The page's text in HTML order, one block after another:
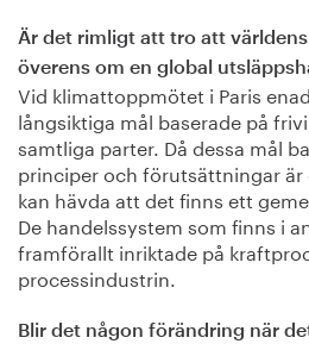
Är det rimligt att tro att
överens om en global
Vid klimattoppmötet i Paris
långsiktiga mål baserade på
samtliga parter. Då dessa mål
principer och förutsättningar
kan hävda att det finns ett
De handelssystem som finns i
framförallt inriktade på
processindustrin.
Blir det någon förändring när